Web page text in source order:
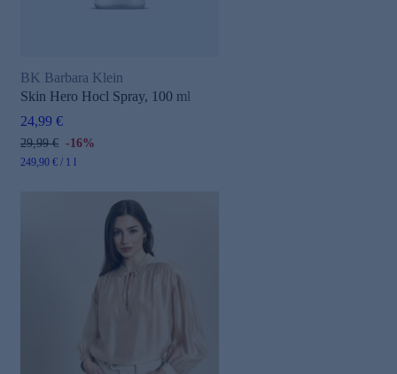
BK Barbara Klein
Skin Hero Hocl Spray, 100 ml
24,99 €
29,99 € -16%
249,90 € / 1 l